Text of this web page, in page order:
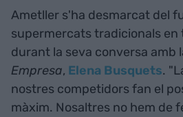
Ametller s'ha desmarcat del
supermercats tradicionals
durant la seva conversa amb
Empresa, Elena Busquets.
nostres competidors fan el
màxim. Nosaltres no hem de